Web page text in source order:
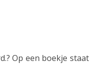
Op een boekje staat